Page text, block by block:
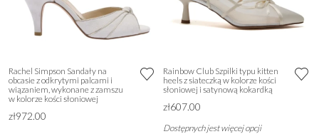
Rachel Simpson Sandały na
obcasie z odkrytymi palcami i
wiązaniem, wykonane z zamszu
w kolorze kości słoniowej
zł972.00
Rainbow Club Szpilki typu kitten
heels z siateczką w kolorze kości
słoniowej i satynową kokardką
zł607.00
Dostępnych jest więcej opcji